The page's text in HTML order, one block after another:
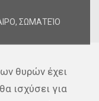
, ΣΩΜΑΤΕΊΟ
θυρών έχει
ισχύσει για